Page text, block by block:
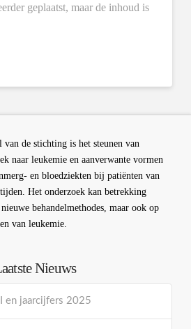
geplaatst, maar de inhoud is
van de stichting is het steunen van
naar leukemie en aanverwante vormen
en bloedziekten bij patiënten van
Het onderzoek kan betrekking
behandelmethodes, maar ook op
van leukemie.
Nieuws
en jaarcijfers 2025